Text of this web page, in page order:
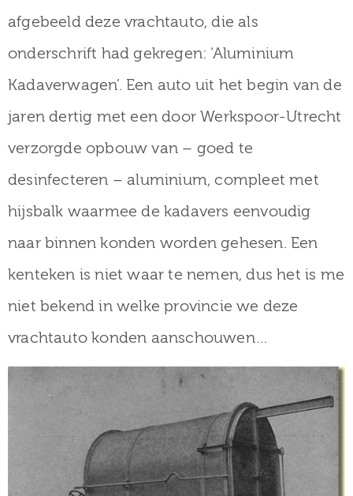
afgebeeld deze vrachtauto, die als
onderschrift had gekregen: ‘Aluminium
Kadaverwagen’. Een auto uit het begin van de
jaren dertig met een door Werkspoor-Utrecht
verzorgde opbouw van – goed te
desinfecteren – aluminium, compleet met
hijsbalk waarmee de kadavers eenvoudig
naar binnen konden worden gehesen. Een
kenteken is niet waar te nemen, dus het is me
niet bekend in welke provincie we deze
vrachtauto konden aanschouwen…